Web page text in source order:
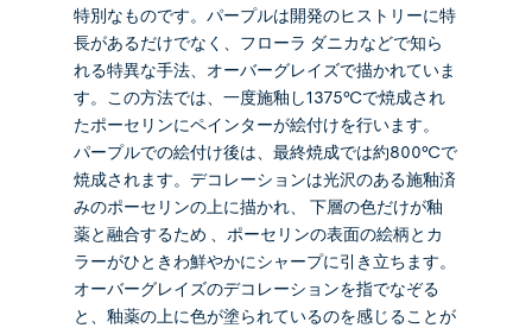
特別なものです。パープルは開発のヒストリーに特
長があるだけでなく、フローラ ダニカなどで知ら
れる特異な手法、オーバーグレイズで描かれていま
す。この方法では、一度施釉し1375℃で焼成され
たポーセリンにペインターが絵付けを行います。
パープルでの絵付け後は、最終焼成では約800℃で
焼成されます。デコレーションは光沢のある施釉済
みのポーセリンの上に描かれ、 下層の色だけが釉
薬と融合するため 、ポーセリンの表面の絵柄とカ
ラーがひときわ鮮やかにシャープに引き立ちます。
オーバーグレイズのデコレーションを指でなぞる
と、釉薬の上に色が塗られているのを感じることが